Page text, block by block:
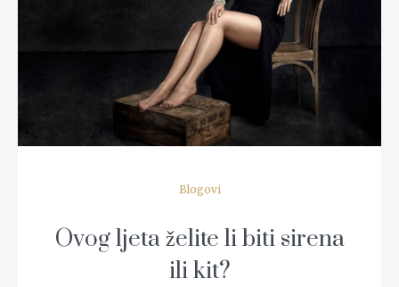
READ MORE
Blogovi
Ovog ljeta želite li biti sirena
ili kit?